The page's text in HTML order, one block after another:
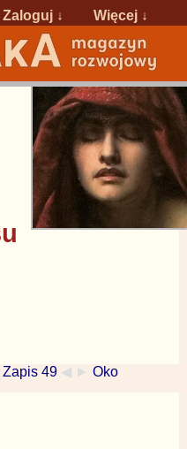
Zaloguj ↓
Więcej ↓
49 ◀ ► Oko